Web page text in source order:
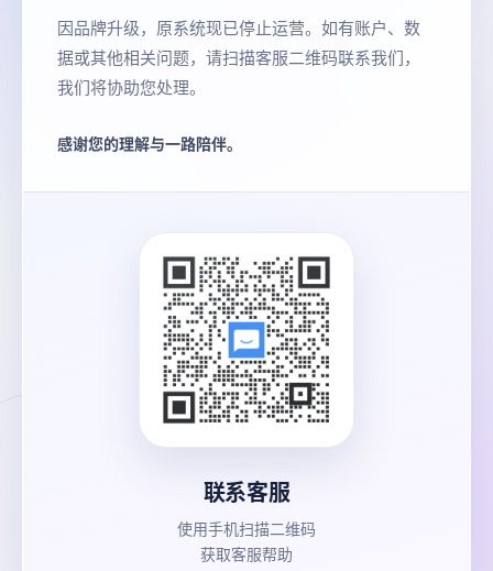
因品牌升级，原系统现已停止运营。如有账户、数
据或其他相关问题，请扫描客服二维码联系我们，
我们将协助您处理。
感谢您的理解与一路陪伴。
联系客服
使用手机扫描二维码
获取客服帮助